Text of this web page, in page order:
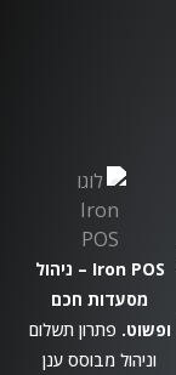
Iron POS – ניהול
מסעדות חכם
ופשוט. פתרון תשלום
וניהול מבוסס ענן